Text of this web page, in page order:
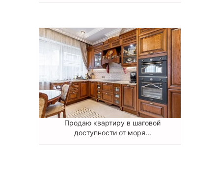
Продаю квартиру в шаговой
доступности от моря...